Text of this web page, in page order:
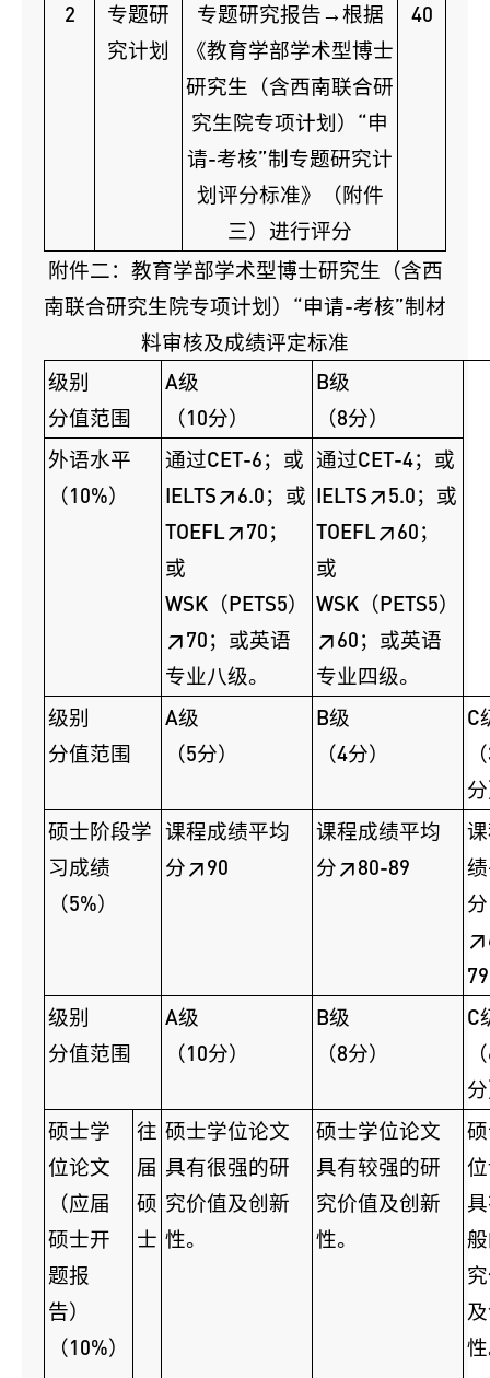
2
专题研
究计划
专题研究报告→根据
《教育学部学术型博士
研究生（含西南联合研
究生院专项计划）“申
请-考核”制专题研究计
划评分标准》（附件
三）进行评分
40
附件二：教育学部学术型博士研究生（含西
南联合研究生院专项计划）“申请-考核”制材
料审核及成绩评定标准
级别
分值范围
A级
（10分）
B级
（8分）
外语水平
（10%）
通过CET-6；或
IELTS≥6.0；或
TOEFL≥70；
或
WSK（PETS5）
≥70；或英语
专业八级。
通过CET-4；或
IELTS≥5.0；或
TOEFL≥60；
或
WSK（PETS5）
≥60；或英语
专业四级。
级别
分值范围
A级
（5分）
B级
（4分）
C
硕士阶段学
习成绩
（5%）
课程成绩平均
分≥90
课程成绩平均
分≥80-89
分
79
级别
分值范围
A级
（10分）
B级
（8分）
C
硕士学
位论文
（应届
硕士开
题报
告）
（10%）
往
届
硕
士
硕士学位论文
具有很强的研
究价值及创新
性。
硕士学位论文
具有较强的研
究价值及创新
性。